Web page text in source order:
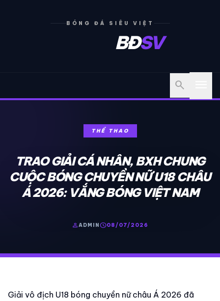
BÓNG ĐÁ SIÊU VIỆT
BĐSV
search
THỂ THAO
TRAO GIẢI CÁ NHÂN, BXH CHUNG
CUỘC BÓNG CHUYỀN NỮ U18 CHÂU
Á 2026: VẮNG BÓNG VIỆT NAM
personADMINschedule08/07/2026
Giải vô địch U18 bóng chuyền nữ châu Á 2026 đã